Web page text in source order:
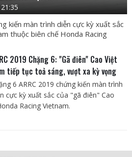
kiến màn trình diễn cực kỳ xuất sắc
thuộc biên chế Honda Racing
2019 Chặng 6: "Gã điên" Cao Việt
tiếp tục toả sáng, vượt xa kỳ vọng
6 ARRC 2019 chứng kiến màn trình
cực kỳ xuất sắc của "gã điên" Cao
Racing Vietnam.